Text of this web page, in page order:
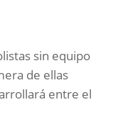
sin equipo
de ellas
entre el